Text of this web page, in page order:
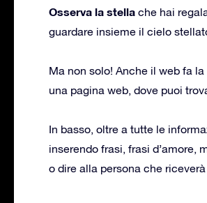
Osserva la stella che hai
guardare insieme il cielo
Ma non solo! Anche il web fa
una pagina web, dove puoi
In basso, oltre a tutte le
inserendo frasi, frasi d’amore,
o dire alla persona che